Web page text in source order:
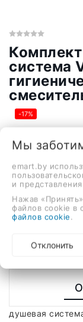
система
-17%
душевая
механический
- +
душевая
Мы
emart.by
и
Нажав
файлов cookie в
файлов cookie.
Отклонить